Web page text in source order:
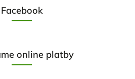
Facebook
online platby